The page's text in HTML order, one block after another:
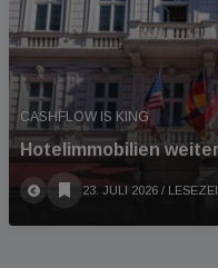
CASHFLOW IS KING
Hotelimmobilien
23. JULI 2026 /